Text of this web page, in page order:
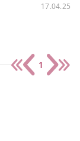
17.04.25
1